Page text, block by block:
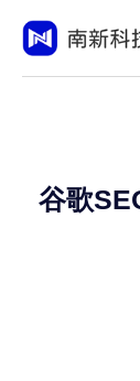
谷歌